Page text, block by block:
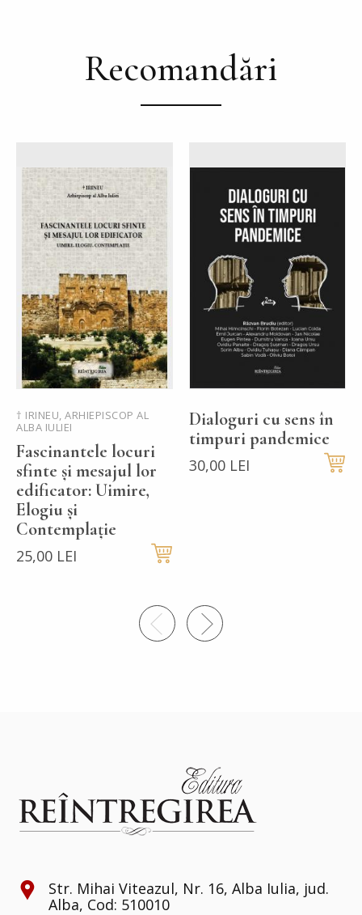
Recomandări
† IRINEU, ARHIEPISCOP AL
ALBA IULIEI
Fascinantele locuri
sfinte și mesajul lor
edificator: Uimire,
Elogiu și
Contemplație
25,00 LEI
Dialoguri cu sens în
timpuri pandemice
30,00 LEI
Str. Mihai Viteazul, Nr. 16, Alba Iulia, jud.
Alba, Cod: 510010